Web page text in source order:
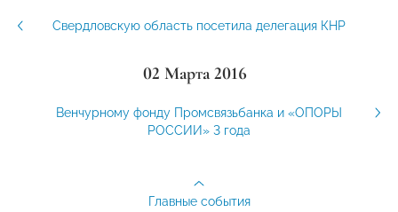
Свердловскую область посетила делегация КНР
02 Марта 2016
Венчурному фонду Промсвязьбанка и «ОПОРЫ
РОССИИ» 3 года
Главные события